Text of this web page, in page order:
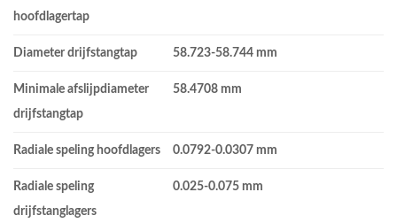
hoofdlagertap
Diameter drijfstangtap 58.723-58.744 mm
Minimale afslijpdiameter
drijfstangtap
58.4708 mm
Radiale speling hoofdlagers 0.0792-0.0307 mm
Radiale speling
drijfstanglagers
0.025-0.075 mm